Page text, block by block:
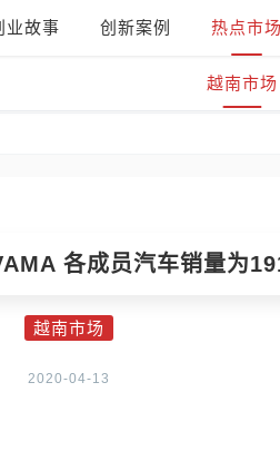
业故事 创新案例 热点市场
越南市场
各成员汽车销量为
越南市场
2020-04-13